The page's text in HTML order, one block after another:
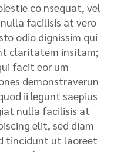
co nsequat, vel
facilisis at vero
odio dignissim qui
claritatem insitam;
facit eor um
demonstraverun
ii legunt saepius
nulla facilisis at
elit, sed diam
tincidunt ut laoreet